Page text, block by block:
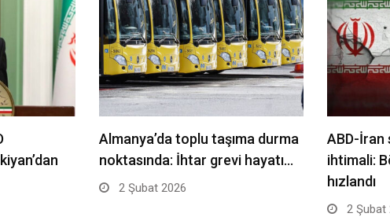
Almanya’da toplu taşıma durma
noktasında: İhtar grevi hayatı…
2 Şubat 2026
ABD-İran
ihtimali:
hızlandı
2 Şubat